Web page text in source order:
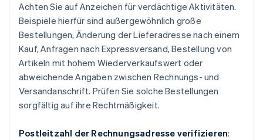
Achten Sie auf Anzeichen für verdächtige Aktivitäten.
Beispiele hierfür sind außergewöhnlich große
Bestellungen, Änderung der Lieferadresse nach einem
Kauf, Anfragen nach Expressversand, Bestellung von
Artikeln mit hohem Wiederverkaufswert oder
abweichende Angaben zwischen Rechnungs- und
Versandanschrift. Prüfen Sie solche Bestellungen
sorgfältig auf ihre Rechtmäßigkeit.
Postleitzahl der Rechnungsadresse verifizieren: